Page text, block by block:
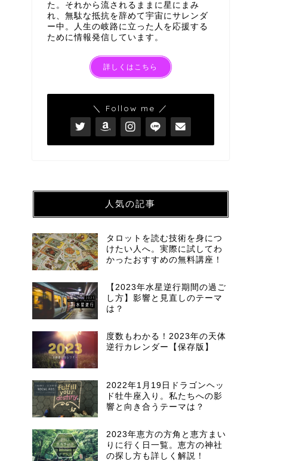
星 …
2023年3月7
ルへ向かうた
ちゃいま …
西洋占星術
2023年2月20
こんにちは。ほしの恭
たり〜の、季節の変わ
た。それから流されるままに星にまみ
れ、無駄な抵抗を辞めて宇宙にサレンダ
ー中。人生の岐路に立った人を応援する
ために情報発信しています。
詳しくはこちら
＼ Follow me ／
人気の記事
タロットを読む技術を身につ
けたい人へ。実際に試してわ
かったおすすめの無料講座！
【2023年水星逆行期間の過ご
し方】影響と見直しのテーマ
は？
度数もわかる！2023年の天体
逆行カレンダー【保存版】
2022年1月19日ドラゴンヘッ
ド牡牛座入り。私たちへの影
響と向き合うテーマは？
2023年恵方の方角と恵方まい
りに行く日一覧。恵方の神社
の探し方も詳しく解説！